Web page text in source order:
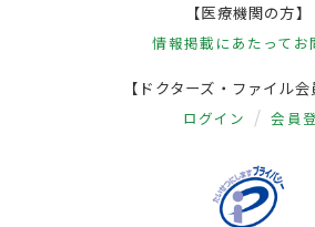
【医療機関の方】
情報掲載にあたって お
【ドクターズ・ファイル会
ログイン 会員